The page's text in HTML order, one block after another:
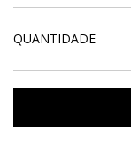
QUANTIDADE